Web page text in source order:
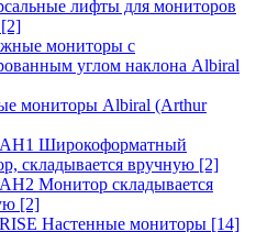
лифты для мониторов
[2]
мониторы с
углом наклона Albiral
мониторы Albiral (Arthur
Широкоформатный
складывается вручную [2]
Монитор складывается
[2]
Настенные мониторы [14]